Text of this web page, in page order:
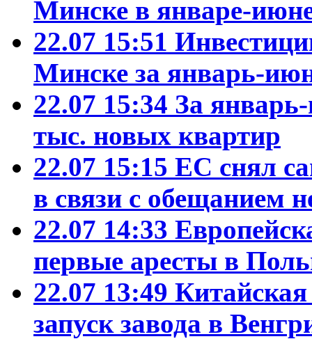
Минске в январе-
22.07 15:51
Минске за январь-
22.07 15:34 За
тыс. новых квартир
22.07 15:15 ЕС снял
в связи с обещанием
22.07 14:33
первые аресты в
22.07 13:49
запуск завода в